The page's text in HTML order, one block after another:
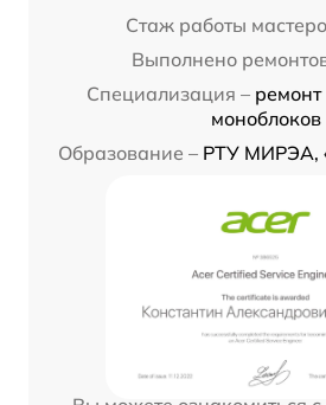
Стаж работы
Выполнено
Специализация –
моноблоков
Образование – РТУ МИРЭА,